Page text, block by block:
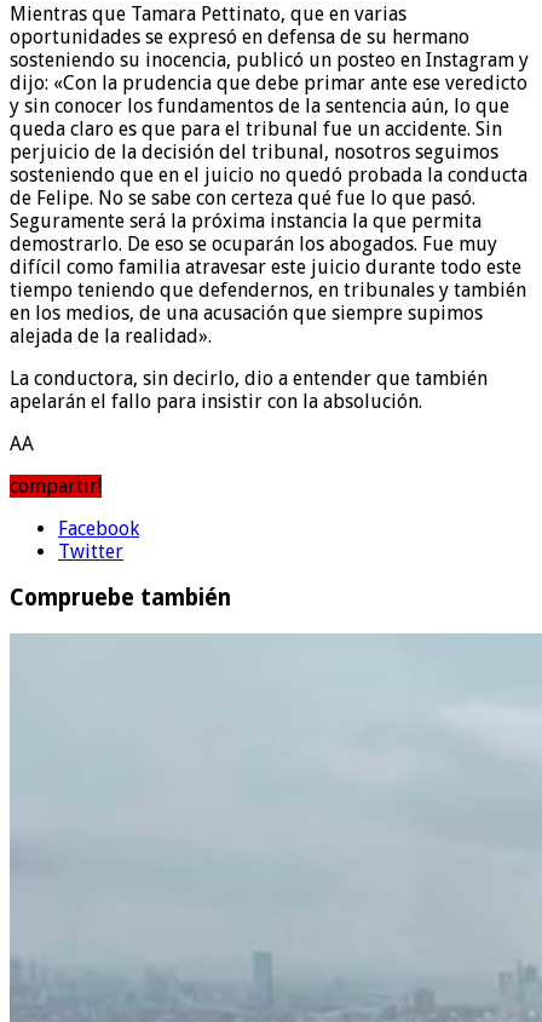
Mientras que Tamara Pettinato, que en varias
oportunidades se expresó en defensa de su hermano
sosteniendo su inocencia, publicó un posteo en Instagram y
dijo: «Con la prudencia que debe primar ante ese veredicto
y sin conocer los fundamentos de la sentencia aún, lo que
queda claro es que para el tribunal fue un accidente. Sin
perjuicio de la decisión del tribunal, nosotros seguimos
sosteniendo que en el juicio no quedó probada la conducta
de Felipe. No se sabe con certeza qué fue lo que pasó.
Seguramente será la próxima instancia la que permita
demostrarlo. De eso se ocuparán los abogados. Fue muy
difícil como familia atravesar este juicio durante todo este
tiempo teniendo que defendernos, en tribunales y también
en los medios, de una acusación que siempre supimos
alejada de la realidad».
La conductora, sin decirlo, dio a entender que también
apelarán el fallo para insistir con la absolución.
AA
compartir!
Facebook
Twitter
Compruebe también